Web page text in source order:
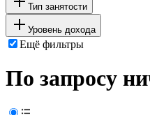
Тип занятости
Уровень дохода
Ещё фильтры
По запросу